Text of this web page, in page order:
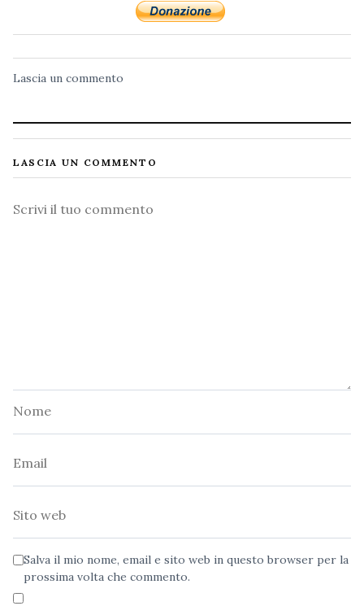
Lascia un commento
LASCIA UN COMMENTO
Commento
Salva il mio nome, email e sito web in questo browser per la
prossima volta che commento.